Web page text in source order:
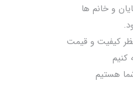
و خانم ها
نظر کیفیت و قیمت
کنیم
هستیم